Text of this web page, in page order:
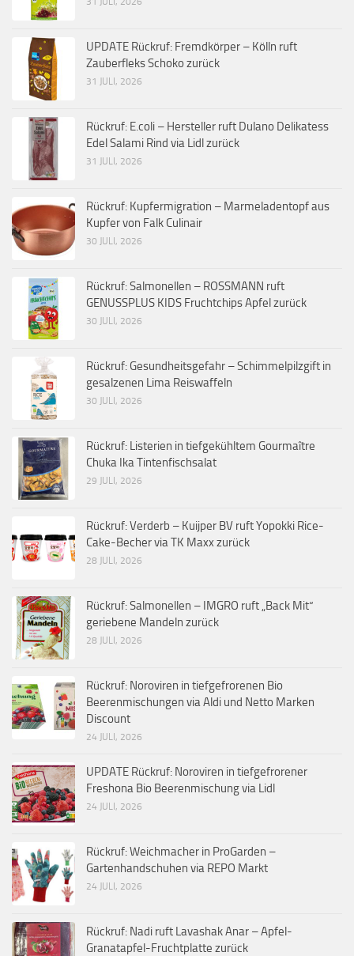
UPDATE Rückruf: Fremdkörper – Kölln ruft
Zauberfleks Schoko zurück
31 JULI, 2026
Rückruf: E.coli – Hersteller ruft Dulano Delikatess
Edel Salami Rind via Lidl zurück
31 JULI, 2026
Rückruf: Kupfermigration – Marmeladentopf aus
Kupfer von Falk Culinair
30 JULI, 2026
Rückruf: Salmonellen – ROSSMANN ruft
GENUSSPLUS KIDS Fruchtchips Apfel zurück
30 JULI, 2026
Rückruf: Gesundheitsgefahr – Schimmelpilzgift in
gesalzenen Lima Reiswaffeln
30 JULI, 2026
Rückruf: Listerien in tiefgekühltem Gourmaître
Chuka Ika Tintenfischsalat
29 JULI, 2026
Rückruf: Verderb – Kuijper BV ruft Yopokki Rice-
Cake-Becher via TK Maxx zurück
28 JULI, 2026
Rückruf: Salmonellen – IMGRO ruft „Back Mit“
geriebene Mandeln zurück
28 JULI, 2026
Rückruf: Noroviren in tiefgefrorenen Bio
Beerenmischungen via Aldi und Netto Marken
Discount
24 JULI, 2026
UPDATE Rückruf: Noroviren in tiefgefrorener
Freshona Bio Beerenmischung via Lidl
24 JULI, 2026
Rückruf: Weichmacher in ProGarden –
Gartenhandschuhen via REPO Markt
24 JULI, 2026
Rückruf: Nadi ruft Lavashak Anar – Apfel-
Granatapfel-Fruchtplatte zurück